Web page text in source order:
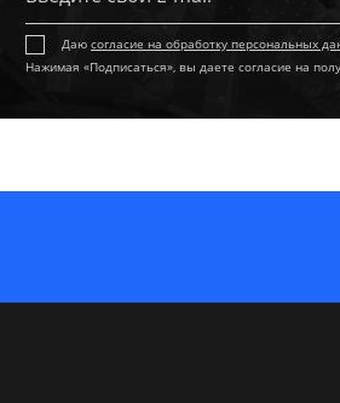
Даю согласие на обработку персональных
Нажимая «Подписаться», вы даете согласие на